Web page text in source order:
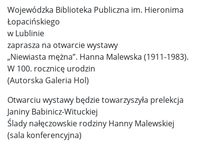
Wojewódzka Biblioteka Publiczna im. Hieronima
Łopacińskiego
w Lublinie
zaprasza na otwarcie wystawy
„Niewiasta mężna”. Hanna Malewska (1911-1983).
W 100. rocznicę urodzin
(Autorska Galeria Hol)
Otwarciu wystawy będzie towarzyszyła prelekcja
Janiny Babinicz-Wituckiej
Ślady nałęczowskie rodziny Hanny Malewskiej
(sala konferencyjna)